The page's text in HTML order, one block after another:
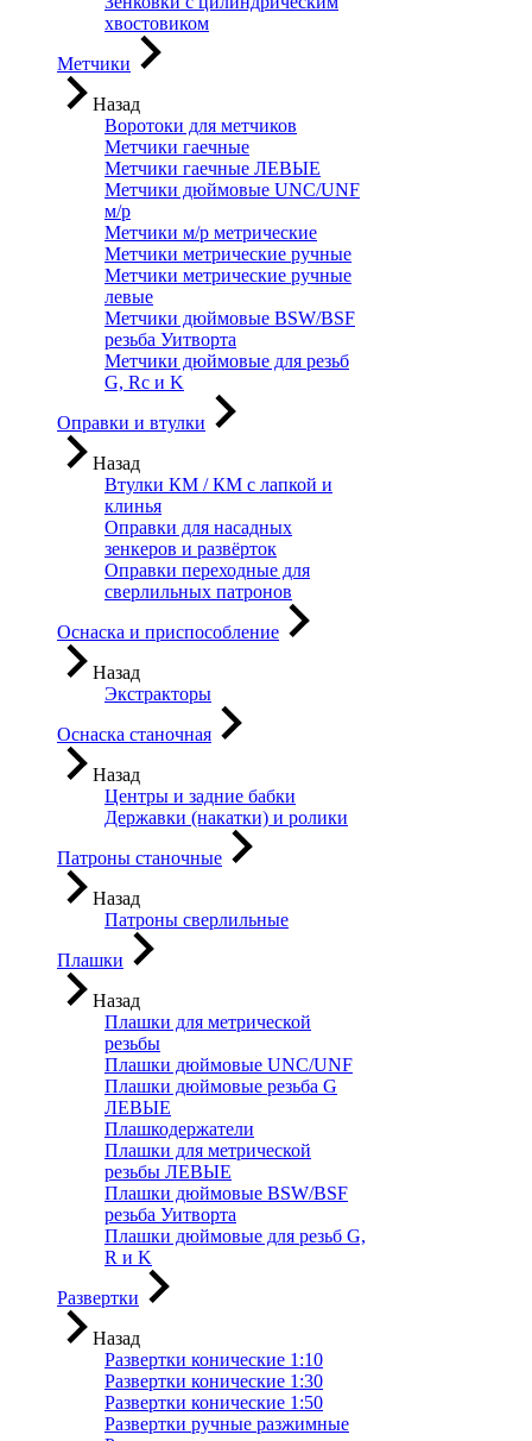
хвостовиком
Метчики
Назад
Воротоки для метчиков
Метчики гаечные
Метчики гаечные ЛЕВЫЕ
Метчики дюймовые UNC/UNF
м/р
Метчики м/р метрические
Метчики метрические ручные
Метчики метрические ручные
левые
Метчики дюймовые BSW/BSF
резьба Уитворта
Метчики дюймовые для резьб
G, Rc и K
Оправки и втулки
Назад
Втулки КМ / КМ с лапкой и
клинья
Оправки для насадных
зенкеров и развёрток
Оправки переходные для
сверлильных патронов
Оснаска и приспособление
Назад
Экстракторы
Оснаска станочная
Назад
Центры и задние бабки
Державки (накатки) и ролики
Патроны станочные
Назад
Патроны сверлильные
Плашки
Назад
Плашки для метрической
резьбы
Плашки дюймовые UNC/UNF
Плашки дюймовые резьба G
ЛЕВЫЕ
Плашкодержатели
Плашки для метрической
резьбы ЛЕВЫЕ
Плашки дюймовые BSW/BSF
резьба Уитворта
Плашки дюймовые для резьб G,
R и K
Развертки
Назад
Развертки конические 1:10
Развертки конические 1:30
Развертки конические 1:50
Развертки ручные разжимные